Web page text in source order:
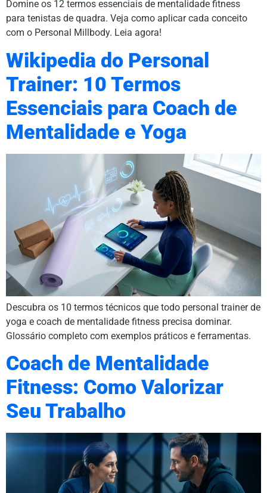
Domine os 12 termos essenciais de mentalidade fitness
para tenistas de quadra. Veja como aplicar cada conceito
com o Personal Millbody. Leia agora!
Wikipedia do Personal
Trainer: 10 Termos
Essenciais para Coach de
Mentalidade e Yoga
Descubra os 10 termos técnicos que todo personal trainer de
yoga e coach de mentalidade fitness precisa dominar.
Glossário completo com exemplos práticos e ferramentas.
Coach de Mentalidade
Fitness: Como Valorizar
Seu Trabalho